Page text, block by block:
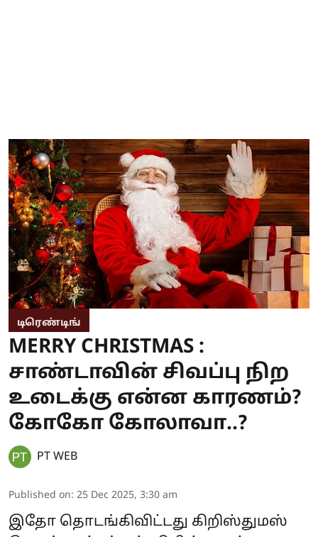
டிரெண்டிங்
MERRY CHRISTMAS :
சாண்டாவின் சிவப்பு நிற
உடைக்கு என்ன காரணம்?
கோகோ கோலாவா..?
PT WEB
Published on: 25 Dec 2025, 3:30 am
இதோ தொடங்கிவிட்டது கிறிஸ்துமஸ்